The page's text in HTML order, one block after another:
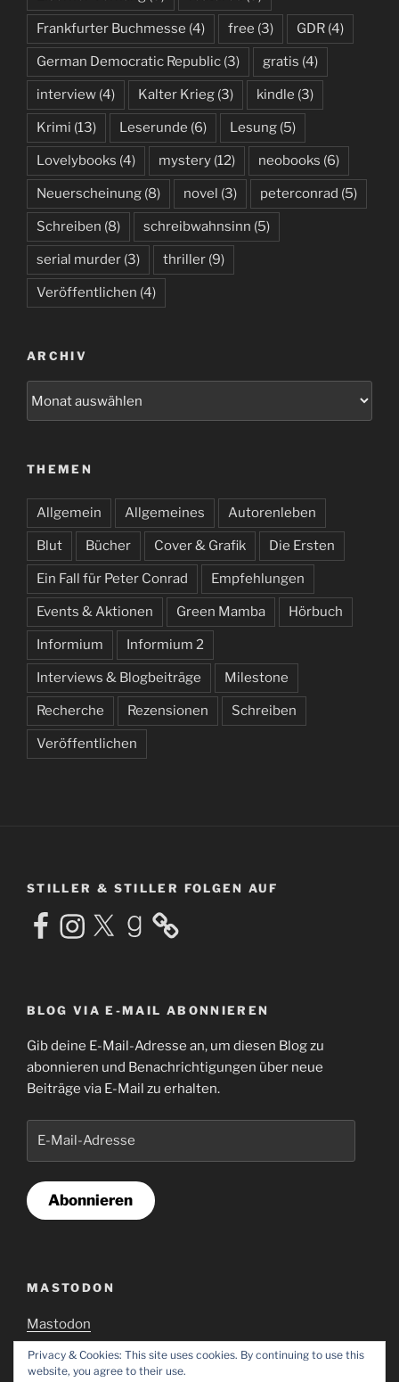
Frankfurter Buchmesse (4) free (3) GDR (4)
German Democratic Republic (3) gratis (4)
interview (4) Kalter Krieg (3) kindle (3)
Krimi (13) Leserunde (6) Lesung (5)
Lovelybooks (4) mystery (12) neobooks (6)
Neuerscheinung (8) novel (3) peterconrad (5)
Schreiben (8) schreibwahnsinn (5)
serial murder (3) thriller (9)
Veröffentlichen (4)
ARCHIV
THEMEN
Allgemein Allgemeines Autorenleben
Blut Bücher Cover & Grafik Die Ersten
Ein Fall für Peter Conrad Empfehlungen
Events & Aktionen Green Mamba Hörbuch
Informium Informium 2
Interviews & Blogbeiträge Milestone
Recherche Rezensionen Schreiben
Veröffentlichen
STILLER & STILLER FOLGEN AUF
FacebookInstagram
X Goodreads
BLOG VIA E-MAIL ABONNIEREN
Gib deine E-Mail-Adresse an, um diesen Blog zu
abonnieren und Benachrichtigungen über neue
Beiträge via E-Mail zu erhalten.
Abonnieren
Privacy & Cookies: This site uses cookies. By continuing to use this
website, you agree to their use.
MASTODON
Mastodon